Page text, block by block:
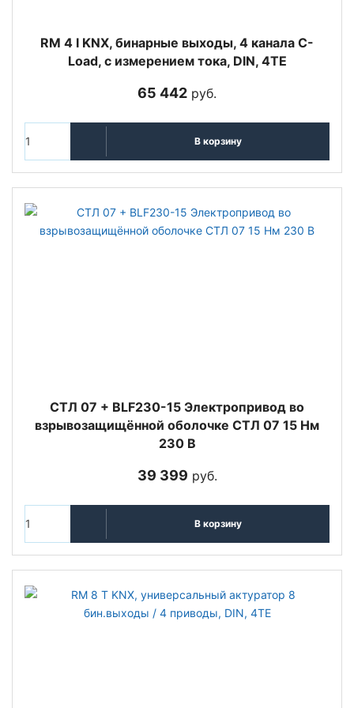
RM 4 I KNX, бинарные выходы, 4 канала C-
Load, с измерением тока, DIN, 4TE
65 442 руб.
В корзину
СТЛ 07 + BLF230-15 Электропривод во
взрывозащищённой оболочке СТЛ 07 15 Нм
230 В
39 399 руб.
В корзину